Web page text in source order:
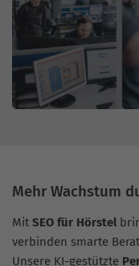
Mehr Wachstum
Mit SEO für Hörstel
verbinden smarte
Unsere KI-gestützte